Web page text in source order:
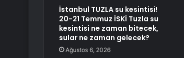
İstanbul TUZLA su kesintisi!
20-21 Temmuz İSKİ Tuzla su
kesintisi ne zaman bitecek,
sular ne zaman gelecek?
Ağustos 6, 2026